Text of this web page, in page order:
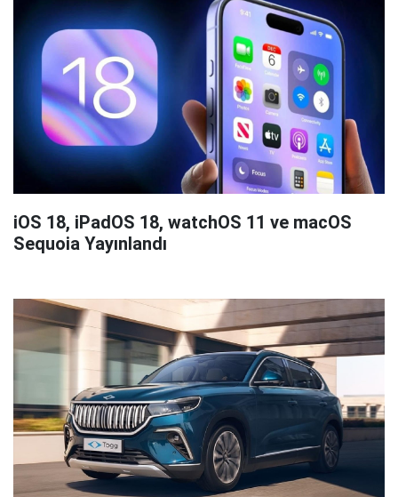
iOS 18, iPadOS 18, watchOS 11 ve macOS
Sequoia Yayınlandı